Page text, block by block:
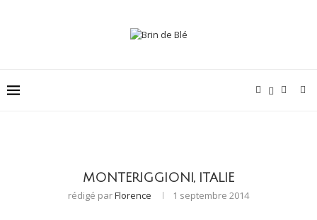
MONTERIGGIONI, ITALIE
rédigé parFlorence 1 septembre 2014